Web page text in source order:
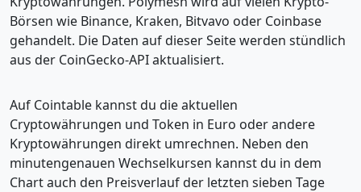
Börsen wie Binance, Kraken, Bitvavo oder Coinbase
gehandelt. Die Daten auf dieser Seite werden stündlich
aus der CoinGecko-API aktualisiert.
Auf Cointable kannst du die aktuellen
Cryptowährungen und Token in Euro oder andere
Kryptowährungen direkt umrechnen. Neben den
minutengenauen Wechselkursen kannst du in dem
Chart auch den Preisverlauf der letzten sieben Tage